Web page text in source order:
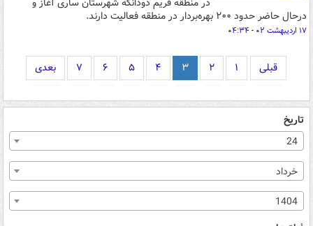
درحال حاضر حدود ۲۰۰ بهره‌بردار در منطقه فعالیت دارند.
۱۷ اردیبهشت ۰۲ - ۰۴:۳۴
قبلی ۱ ۲ ۳ ۴ ۵ ۶ ۷ بعدی
تاریخ
24
خرداد
1404